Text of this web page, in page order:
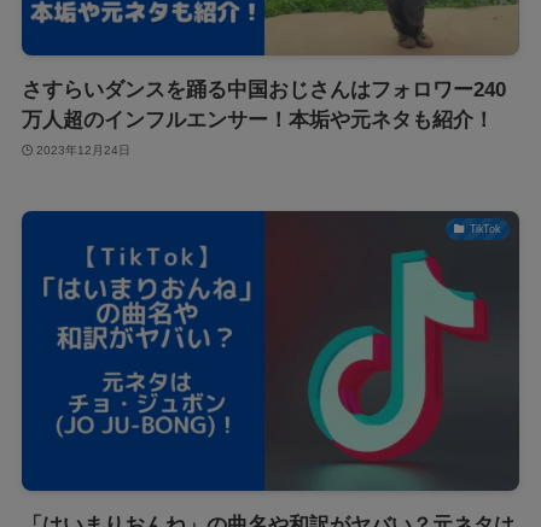
さすらいダンスを踊る中国おじさんはフォロワー240
万人超のインフルエンサー！本垢や元ネタも紹介！
2023年12月24日
TikTok